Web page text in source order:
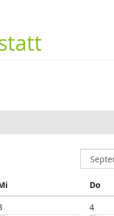
Mittwoch Do
4